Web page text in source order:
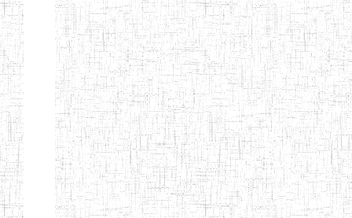
Afficher Page 7 sur 13 Total: 307
Début Préc. 2 3 4 5 6
7
Suivant
Fin
MOKOLO